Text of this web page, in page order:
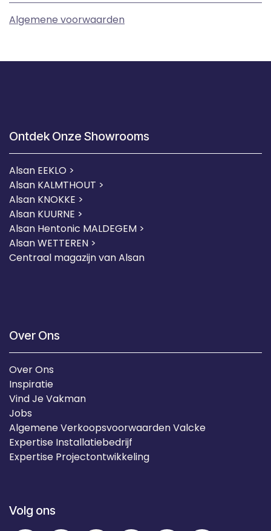
Algemene voorwaarden
Ontdek Onze Showrooms
Alsan EEKLO >
Alsan KALMTHOUT >
Alsan KNOKKE >
Alsan KUURNE >
Alsan Hentonic MALDEGEM >
Alsan WETTEREN >
Centraal magazijn van Alsan
Over Ons
Over Ons
Inspiratie
Vind Je Vakman
Jobs
Algemene Verkoopsvoorwaarden Valcke
Expertise Installatiebedrijf
Expertise Projectontwikkeling
Volg ons